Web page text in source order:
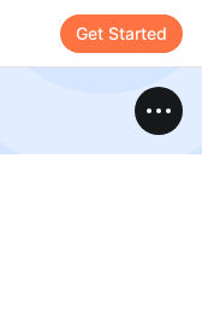
Get Started